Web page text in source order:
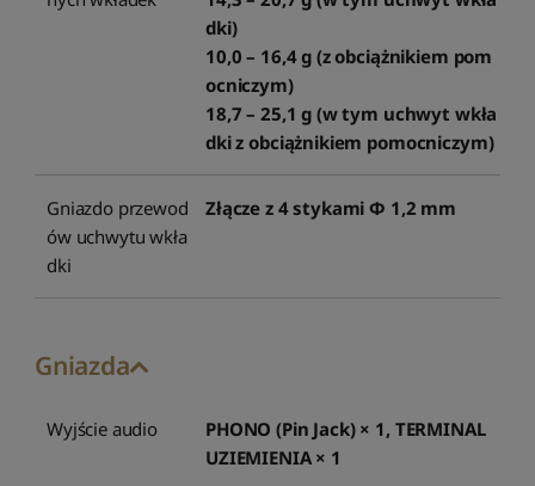
dki)
10,0 – 16,4 g (z obciążnikiem pom
ocniczym)
18,7 – 25,1 g (w tym uchwyt wkła
dki z obciążnikiem pomocniczym)
Gniazdo przewod
ów uchwytu wkła
dki
Złącze z 4 stykami Φ 1,2 mm
Gniazda
Wyjście audio
PHONO (Pin Jack) × 1, TERMINAL
UZIEMIENIA × 1